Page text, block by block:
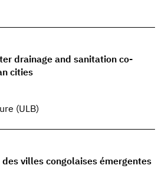
drainage and sanitation co-
cities
(ULB)
des villes congolaises émergentes